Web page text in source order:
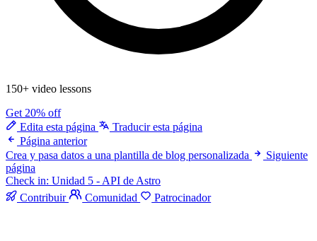
150+ video lessons
Get 20% off
Edita esta página
Traducir esta página
Página anterior
Crea y pasa datos a una plantilla de blog personalizada
Siguiente
página
Check in: Unidad 5 - API de Astro
Contribuir
Comunidad Patrocinador